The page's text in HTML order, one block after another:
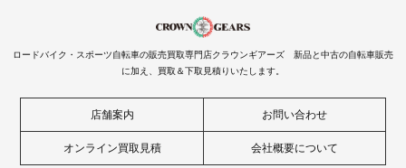
ロードバイク・スポーツ自転車の販売買取専門店クラウンギアーズ 新品と中古の自転車販売
に加え、買取＆下取見積りいたします。
店舗案内 お問い合わせ
オンライン買取見積 会社概要について